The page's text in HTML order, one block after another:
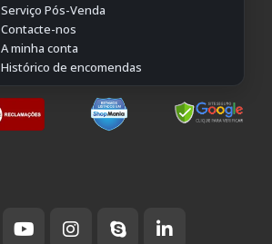
Serviço Pós-Venda
Contacte-nos
A minha conta
Histórico de encomendas